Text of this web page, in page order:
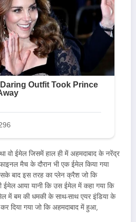
वो ईमेल जिसमें हाल ही में अहमदाबाद के नरेंद्र
मैच के दौरान भी एक ईमेल किया गया
बाद इस तरह का प्लेन क्रैश जो कि
आया यानी कि उस ईमेल में कहा गया कि
में बम की धमकी के साथ-साथ एयर इंडिया के
दिया गया जो कि अहमदाबाद में हुआ,